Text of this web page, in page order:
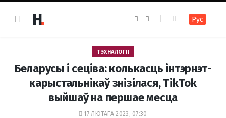
e
k
t
a
m
Рус
ТЭХНАЛОГІІ
Беларусы і сеціва: колькасць інтэрнэт-
карыстальнікаў знізілася, TikTok
выйшаў на першае месца
17 ЛЮТАГА 2023, 07:30